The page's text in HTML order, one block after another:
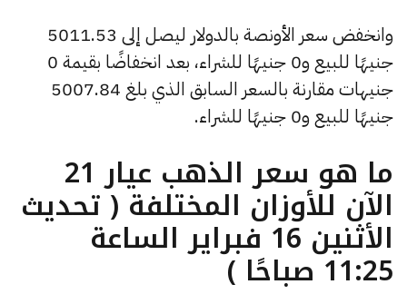
وانخفض سعر الأونصة بالدولار ليصل إلى 5011.53
جنيهًا للبيع و0 جنيهًا للشراء، بعد انخفاضًا بقيمة 0
جنيهات مقارنة بالسعر السابق الذي بلغ 5007.84
جنيهًا للبيع و0 جنيهًا للشراء.
ما هو سعر الذهب عيار 21
الآن للأوزان المختلفة ( تحديث
الأثنين 16 فبراير الساعة
11:25 صباحًا )